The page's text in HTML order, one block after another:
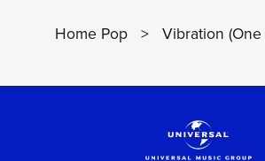
Home Pop > Vibration